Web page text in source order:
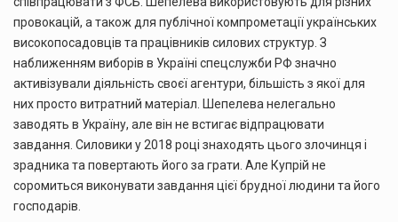
провокацій, а також для публічної компрометації українських
високопосадовців та працівників силових структур. З
наближенням виборів в Україні спецслужби РФ значно
активізували діяльність своєї агентури, більшість з якої для
них просто витратний матеріал. Шепелева нелегально
заводять в Україну, але він не встигає відпрацювати
завдання. Силовики у 2018 році знаходять цього злочинця і
зрадника та повертають його за грати. Але Купрій не
соромиться виконувати завдання цієї брудної людини та його
господарів.